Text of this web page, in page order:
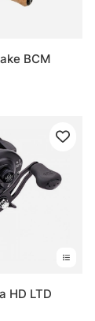
BCM
HD LTD